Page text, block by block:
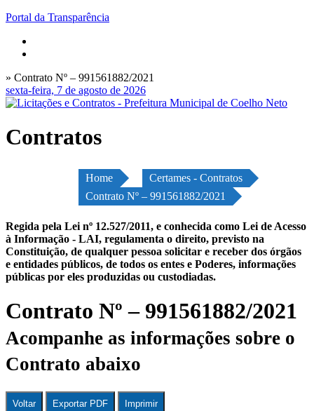
Portal da Transparência
» Contrato Nº – 991561882/2021
sexta-feira, 7 de agosto de 2026
Contratos
Home
Certames - Contratos
Contrato Nº – 991561882/2021
Regida pela Lei nº 12.527/2011, e conhecida como Lei de Acesso
à Informação - LAI, regulamenta o direito, previsto na
Constituição, de qualquer pessoa solicitar e receber dos órgãos
e entidades públicos, de todos os entes e Poderes, informações
públicas por eles produzidas ou custodiadas.
Contrato Nº – 991561882/2021
Acompanhe as informações sobre o
Contrato abaixo
Voltar Exportar PDF Imprimir